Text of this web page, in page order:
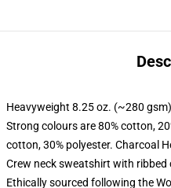
Heavyweight 8.25 oz. (~280
Strong colours are 80% cotton,
cotton, 30% polyester. Charcoal
Crew neck sweatshirt with
Ethically sourced following the